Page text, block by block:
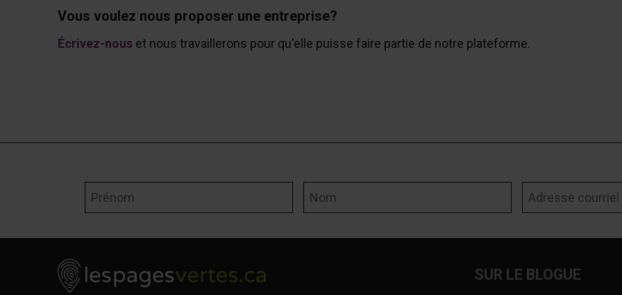
Vous voulez nous proposer une entreprise?
Écrivez-nouset nous travaillerons pour qu'elle puisse faire partie de notre plateforme.
SUR LE BLOGUE